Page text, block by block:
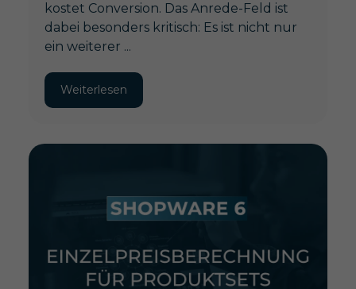
kostet Conversion. Das Anrede-Feld ist
dabei besonders kritisch: Es ist nicht nur
ein weiterer ...
Weiterlesen